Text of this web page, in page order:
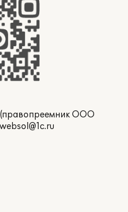
(правопреемник ООО
websol@1c.ru